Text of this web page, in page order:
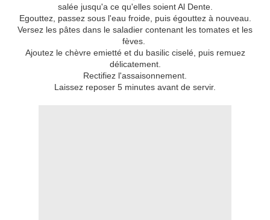
salée jusqu'a ce qu'elles soient Al Dente.
Egouttez, passez sous l'eau froide, puis égouttez à nouveau.
Versez les pâtes dans le saladier contenant les tomates et les
fèves.
Ajoutez le chèvre emietté et du basilic ciselé, puis remuez
délicatement.
Rectifiez l'assaisonnement.
Laissez reposer 5 minutes avant de servir.